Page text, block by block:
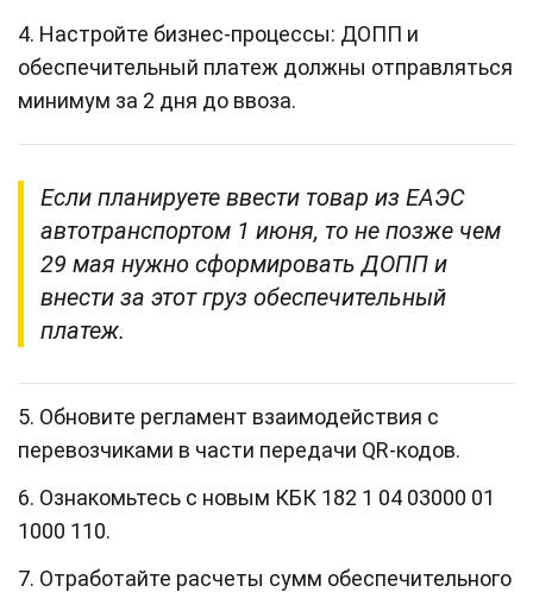
4. Настройте бизнес‑процессы: ДОПП и
обеспечительный платеж должны отправляться
минимум за 2 дня до ввоза.
Если планируете ввести товар из ЕАЭС
автотранспортом 1 июня, то не позже чем
29 мая нужно сформировать ДОПП и
внести за этот груз обеспечительный
платеж.
5. Обновите регламент взаимодействия с
перевозчиками в части передачи QR‑кодов.
6. Ознакомьтесь с новым КБК 182 1 04 03000 01
1000 110.
7. Отработайте расчеты сумм обеспечительного